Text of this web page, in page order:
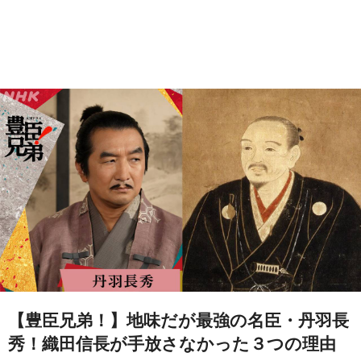
【豊臣兄弟！】地味だが最強の名臣・丹羽長
秀！織田信長が手放さなかった３つの理由